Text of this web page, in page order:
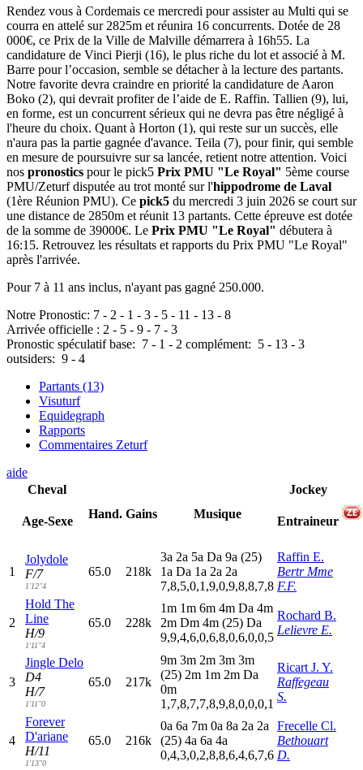
Rendez vous à Cordemais ce mercredi pour assister au Multi qui se
courra en attelé sur 2825m et réunira 16 concurrents. Dotée de 28
000€, ce Prix de la Ville de Malville démarrera à 16h55. La
candidature de Vinci Pierji (16), le plus riche du lot et associé à M.
Barre pour l’occasion, semble se détacher à la lecture des partants.
Notre favorite devra craindre en priorité la candidature de Aaron
Boko (2), qui devrait profiter de l’aide de E. Raffin. Tallien (9), lui,
en forme, est un concurrent sérieux qui ne devra pas être négligé à
l'heure du choix. Quant à Horton (1), qui reste sur un succès, elle
n'aura pas la partie gagnée d'avance. Teila (7), pour finir, qui semble
en mesure de poursuivre sur sa lancée, retient notre attention. Voici
nos pronostics pour le pick5 Prix PMU "Le Royal" 5ème course
PMU/Zeturf disputée au trot monté sur l'hippodrome de Laval
(1ère Réunion PMU). Ce pick5 du mercredi 3 juin 2026 se court sur
une distance de 2850m et réunit 13 partants. Cette épreuve est dotée
de la somme de 39000€. Le Prix PMU "Le Royal" débutera à
16:15. Retrouvez les résultats et rapports du Prix PMU "Le Royal"
après l'arrivée.
Pour 7 à 11 ans inclus, n'ayant pas gagné 250.000.
Notre Pronostic: 7 - 2 - 1 - 3 - 5 - 11 - 13 - 8
Arrivée officielle : 2 - 5 - 9 - 7 - 3
Pronostic spéculatif base: 7 - 1 - 2 complément: 5 - 13 - 3
outsiders: 9 - 4
Partants (13)
Visuturf
Equidegraph
Rapports
Commentaires Zeturf
aide
Cheval
Age-Sexe
Hand. Gains Musique
Jockey
Entraineur
1
Jolydole
F/7
1'12"4
65.0 218k
3a 2a 5a Da 9a (25)
1a Da 1a 2a 2a
7,8,5,0,1,9,0,9,8,8,7,8
Raffin E.
Bertr Mme
F.F.
2
Hold The
Line
H/9
1'11"4
65.0 228k
1m 1m 6m 4m Da 4m
2m Dm 4m (25) Da
9,9,4,6,0,6,8,0,6,0,0,5
Rochard B.
Lelievre E.
3
Jingle Delo
D4
H/7
1'11"0
65.0 217k
9m 3m 2m 3m 3m
(25) 2m 1m 2m Da
0m
1,7,8,7,7,8,9,8,0,0,0,1
Ricart J. Y.
Raffegeau
S.
4
Forever
D'ariane
H/11
1'13"0
65.0 216k
0a 6a 7m 0a 8a 2a 2a
(25) 4a 6a 4a
0,4,3,0,2,8,8,6,4,6,7,6
Frecelle Cl.
Bethouart
D.